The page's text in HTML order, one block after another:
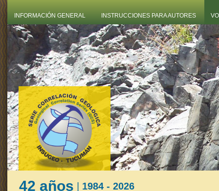
INFORMACIÓN GENERAL INSTRUCCIONES PARA AUTORES
42 años | 1984 - 2026